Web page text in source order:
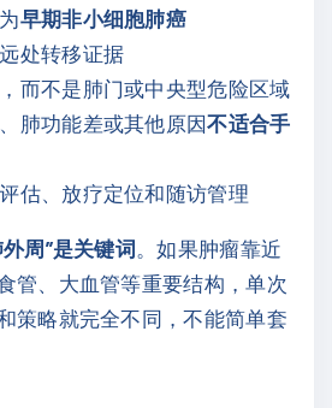
早期非小细胞肺癌
处转移证据
，而不是肺门或中央型危险区域
肺功能差或其他原因不适合手
估、放疗定位和随访管理
外周”是关键词 。如果肿瘤靠近
管、大血管等重要结构，单次
策略就完全不同，不能简单套